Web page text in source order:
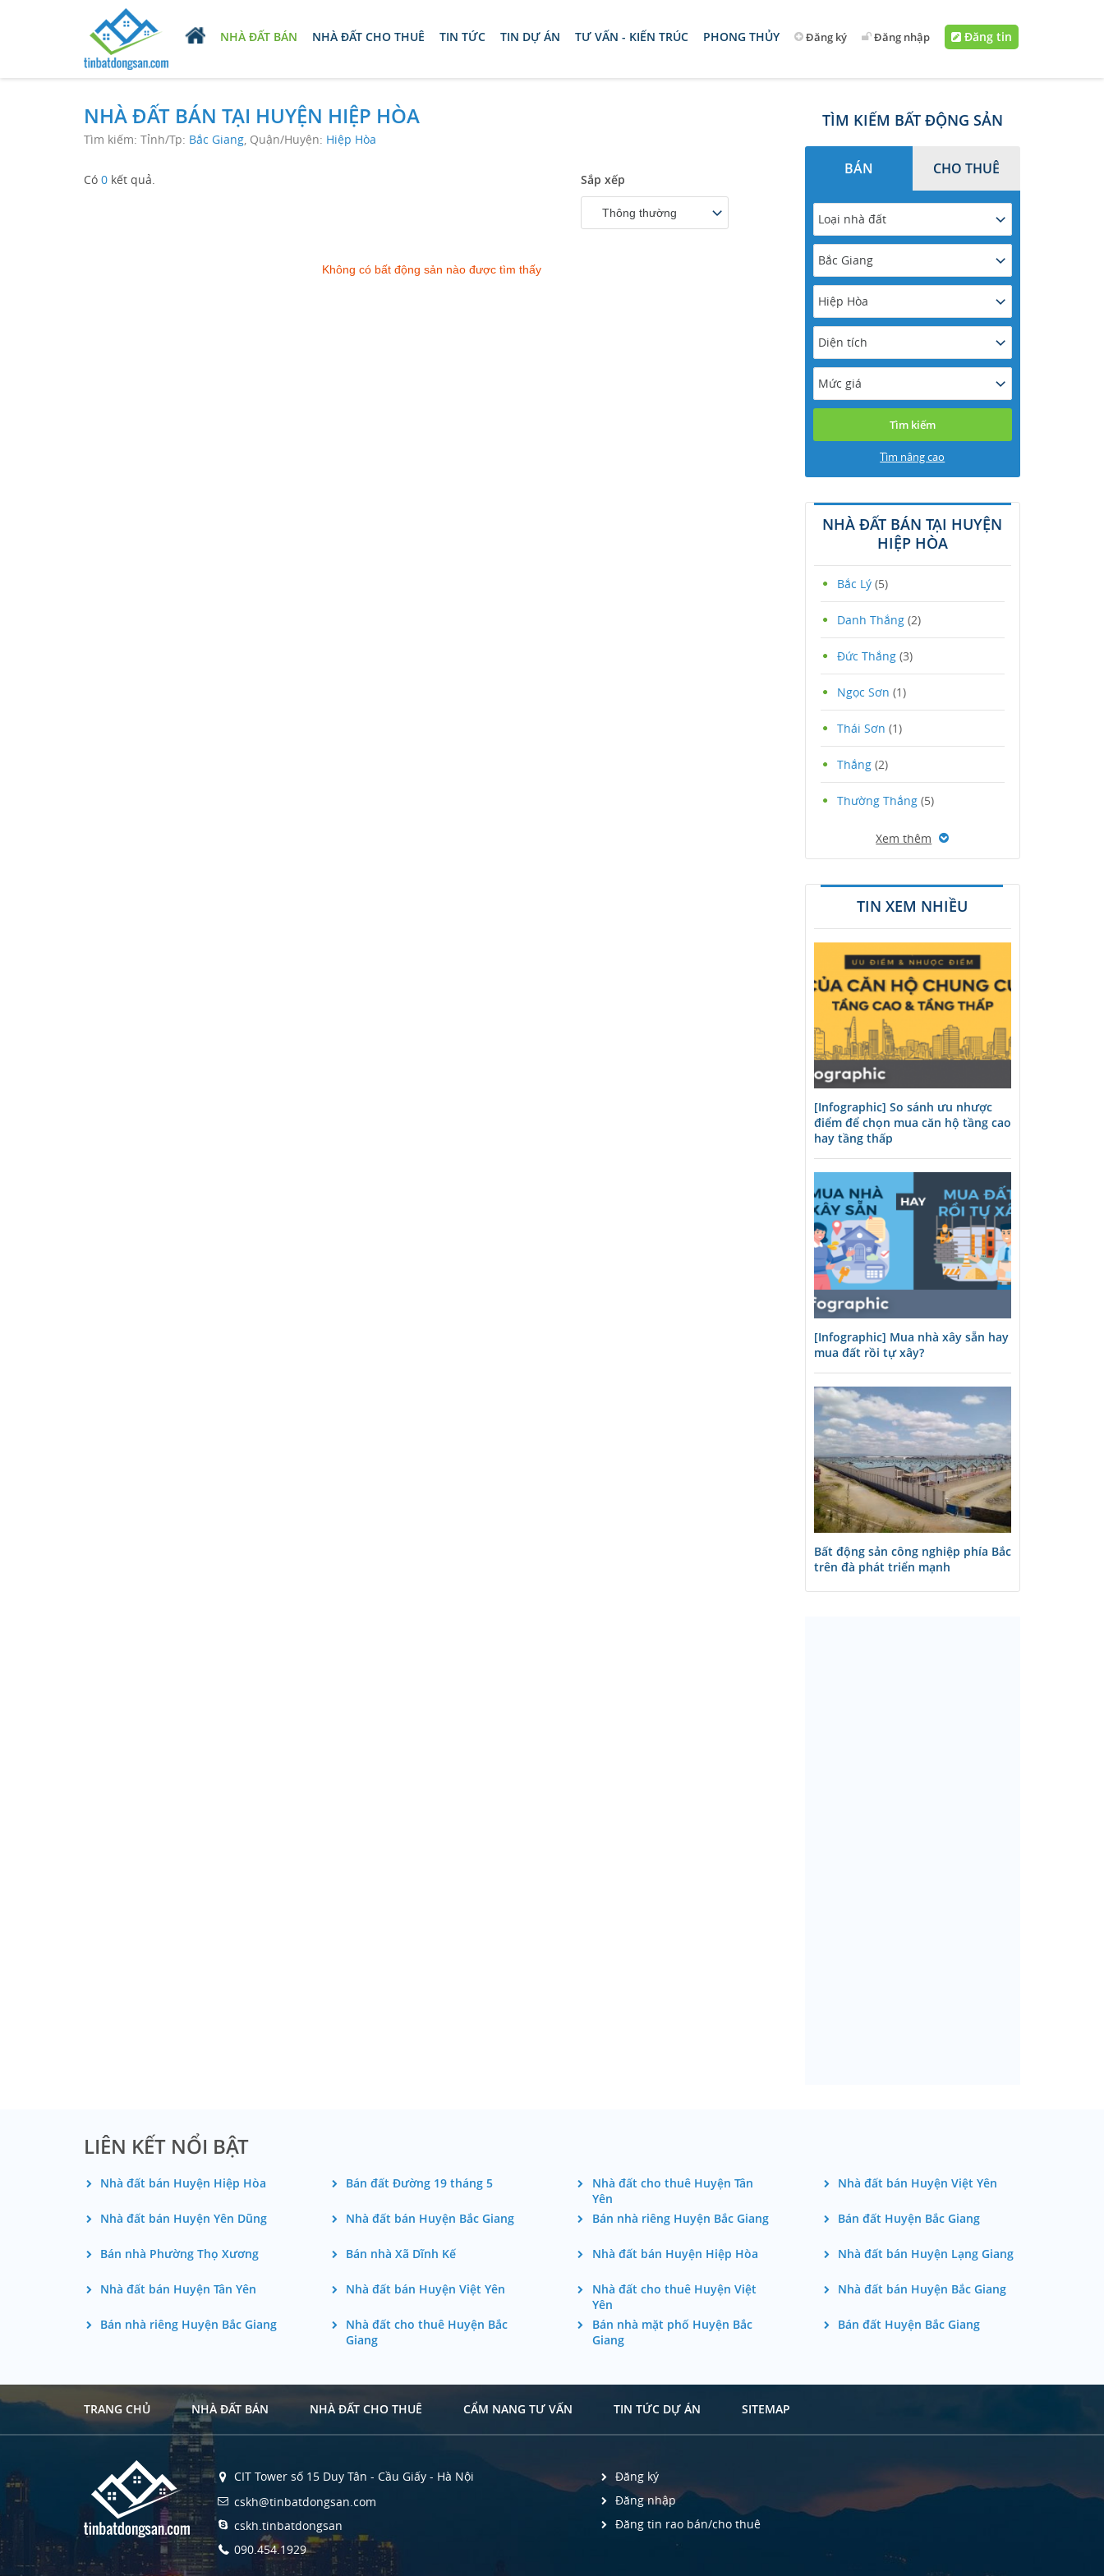
NHÀ ĐẤT BÁN NHÀ ĐẤT CHO THUÊ TIN TỨC TIN DỰ ÁN TƯ VẤN - KIẾN TRÚC PHONG THỦY Đăng ký Đăng nhập Đăng tin
NHÀ ĐẤT BÁN TẠI HUYỆN HIỆP HÒA
Tìm kiếm: Tỉnh/Tp: Bắc Giang, Quận/Huyện: Hiệp Hòa
Có 0 kết quả. Sắp xếp
Thông thường
Không có bất động sản nào được tìm thấy
TÌM KIẾM BẤT ĐỘNG SẢN
BÁN CHO THUÊ
Loại nhà đất
Bắc Giang
Hiệp Hòa
Diện tích
Mức giá
Tìm nâng cao
NHÀ ĐẤT BÁN TẠI HUYỆN
HIỆP HÒA
Bắc Lý (5)
Danh Thắng (2)
Đức Thắng (3)
Ngọc Sơn (1)
Thái Sơn (1)
Thắng (2)
Thường Thắng (5)
Xem thêm
TIN XEM NHIỀU
[Infographic] So sánh ưu nhược
điểm để chọn mua căn hộ tầng cao
hay tầng thấp
[Infographic] Mua nhà xây sẵn hay
mua đất rồi tự xây?
Bất động sản công nghiệp phía Bắc
trên đà phát triển mạnh
LIÊN KẾT NỔI BẬT
Nhà đất bán Huyện Hiệp Hòa Bán đất Đường 19 tháng 5
Nhà đất cho thuê Huyện Tân
Yên
Nhà đất bán Huyện Việt Yên
Nhà đất bán Huyện Yên Dũng Nhà đất bán Huyện Bắc Giang Bán nhà riêng Huyện Bắc Giang Bán đất Huyện Bắc Giang
Bán nhà Phường Thọ Xương Bán nhà Xã Dĩnh Kế Nhà đất bán Huyện Hiệp Hòa Nhà đất bán Huyện Lạng Giang
Nhà đất bán Huyện Tân Yên Nhà đất bán Huyện Việt Yên
Nhà đất cho thuê Huyện Việt
Yên
Nhà đất bán Huyện Bắc Giang
Bán nhà riêng Huyện Bắc Giang
Nhà đất cho thuê Huyện Bắc
Giang
Bán nhà mặt phố Huyện Bắc
Giang
Bán đất Huyện Bắc Giang
TRANG CHỦ NHÀ ĐẤT BÁN NHÀ ĐẤT CHO THUÊ CẨM NANG TƯ VẤN TIN TỨC DỰ ÁN SITEMAP
CIT Tower số 15 Duy Tân - Cầu Giấy - Hà Nội
cskh@tinbatdongsan.com
cskh.tinbatdongsan
090.454.1929
Đăng ký
Đăng nhập
Đăng tin rao bán/cho thuê